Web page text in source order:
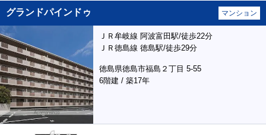
グランドパインドゥ マンション
ＪＲ牟岐線 阿波富田駅/徒歩22分
ＪＲ徳島線 徳島駅/徒歩29分
徳島県徳島市福島２丁目 5-55
6階建 / 築17年